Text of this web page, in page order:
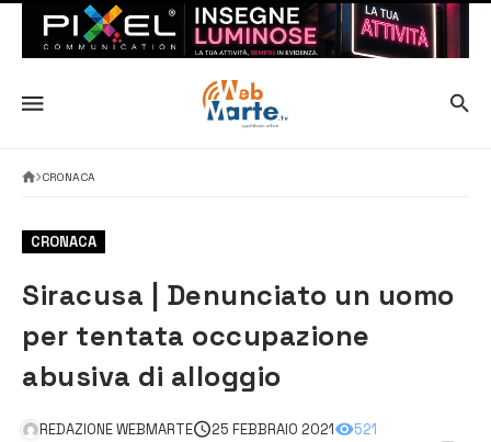
CRONACA
CRONACA
Siracusa | Denunciato un uomo
per tentata occupazione
abusiva di alloggio
REDAZIONE WEBMARTE 25 FEBBRAIO 2021
521